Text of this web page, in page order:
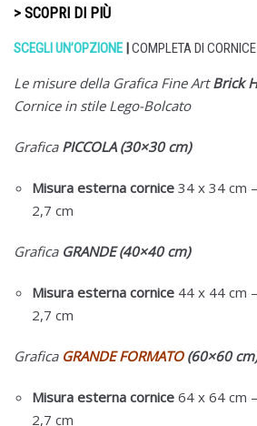
> SCOPRI DI PIÙ
SCEGLI UN’OPZIONE |COMPLETA DI CORNICE
Le misure della Grafica Fine ArtBrick
Cornice in stile Lego-Bolcato
Grafica PICCOLA (30×30 cm)
Misura esterna cornice 34 x 34 cm –
2,7 cm
GraficaGRANDE (40×40 cm)
Misura esterna cornice 44 x 44 cm –
2,7 cm
Grafica GRANDE FORMATO (60×60 cm)
Misura esterna cornice 64 x 64 cm –
2,7 cm